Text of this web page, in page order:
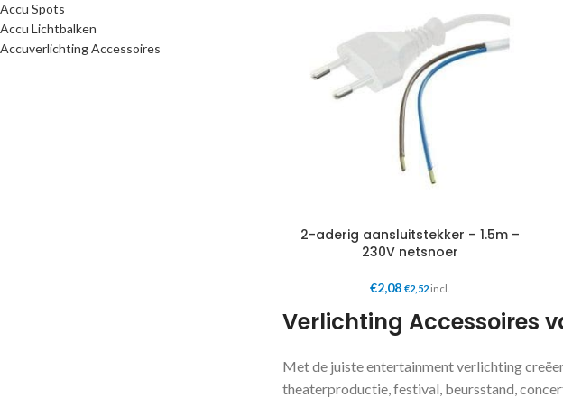
Accu Spots
Accu Lichtbalken
Accuverlichting Accessoires
2-aderig aansluitstekker – 1.5m –
230V netsnoer
€2,08 €2,52 incl.
Verlichting Accessoires
Met de juiste entertainment verlichting
theaterproductie, festival, beursstand,